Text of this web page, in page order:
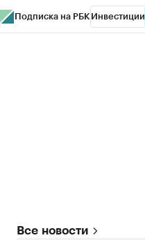
Подписка на РБК Инвестиции
Все новости